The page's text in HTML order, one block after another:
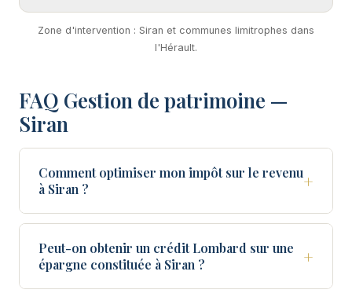
Zone d'intervention : Siran et communes limitrophes dans
l'Hérault.
FAQ Gestion de patrimoine —
Siran
Comment optimiser mon impôt sur le revenu
à Siran ?
+
Peut-on obtenir un crédit Lombard sur une
épargne constituée à Siran ?
+